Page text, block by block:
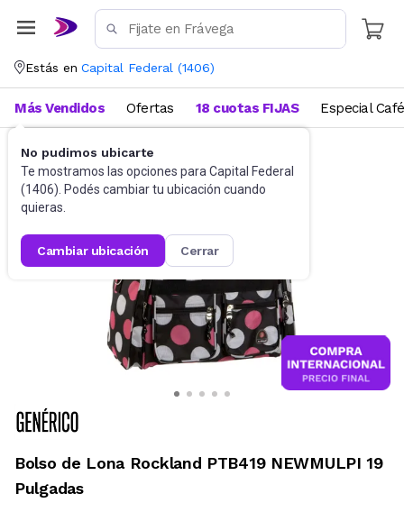
Estás en Capital Federal (1406)
No pudimos ubicarte
Te mostramos las opciones para Capital Federal
(1406). Podés cambiar tu ubicación cuando
quieras.
cambiar ubicación cerrar
Más Vendidos Ofertas 18 cuotas FIJAS Especial Café
Accesorios Bolsos y Bolsas
Bolso de Lona Rockland PTB419 NEWMULPI 19
Pulgadas